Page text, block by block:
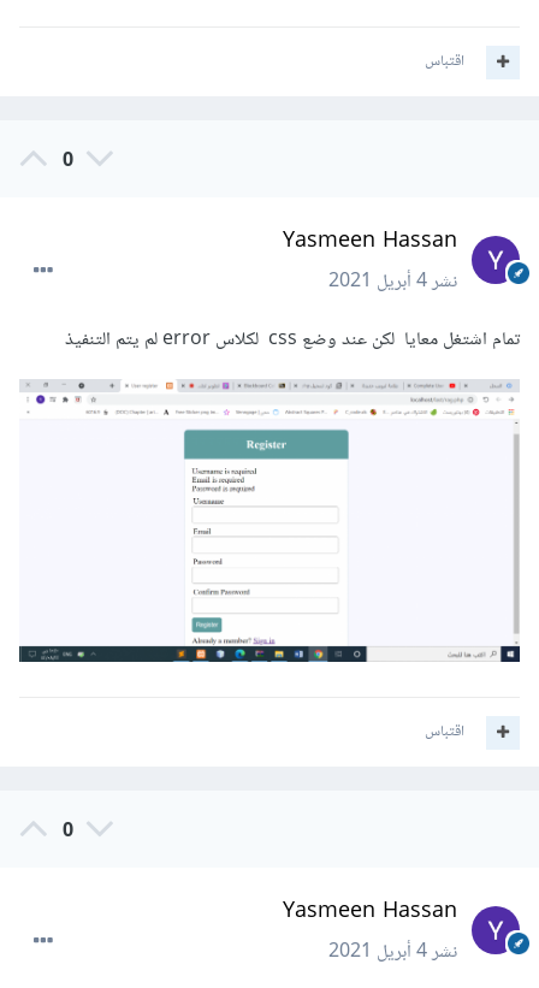
اقتباس
0
Yasmeen Hassan
نشر4 أبريل 2021
تمام اشتغل معايا لكن عند وضع css لكلاس error لم يتم التنفيذ
اقتباس
0
Yasmeen Hassan
نشر4 أبريل 2021